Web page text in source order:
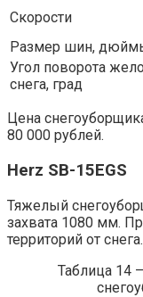
Скорости
Размер шин,
Угол поворота
снега, град
Цена
80 000 рублей.
Herz SB-15EGS
Тяжелый
захвата 1080 мм.
территорий от снега.
Таблица 14